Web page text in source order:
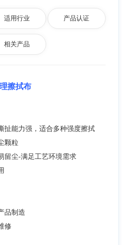
适用行业 产品认证
相关产品
擦拭布
能力强，适合多种强度擦拭
颗粒
留尘-满足工艺环境需求
品制造
修